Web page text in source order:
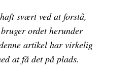
svært ved at forstå,
ordet herunder
artikel har virkelig
at få det på plads.